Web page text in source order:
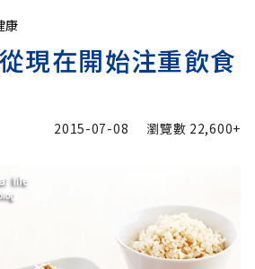
康
現在開始注重飲食
2015-07-08 瀏覽數 22,600+